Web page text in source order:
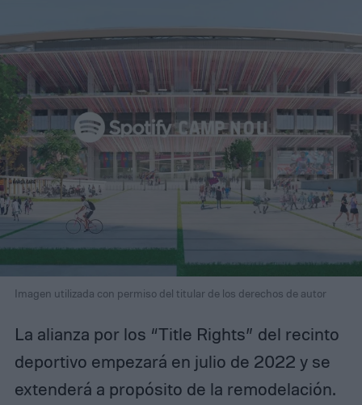
Imagen utilizada con permiso del titular de los derechos de autor
La alianza por los “Title Rights” del recinto
deportivo empezará en julio de 2022 y se
extenderá a propósito de la remodelación.